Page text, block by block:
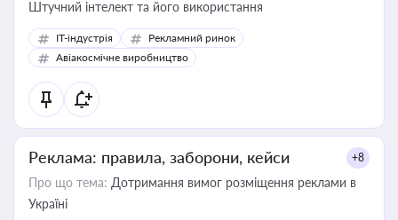
Штучний інтелект та його використання
IT-індустрія
Рекламний ринок
Авіакосмічне виробництво
Реклама: правила, заборони, кейси +8
Про що тема: Дотримання вимог розміщення реклами в
Україні